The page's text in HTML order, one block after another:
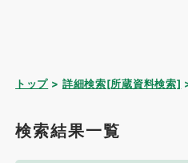
トップ 詳細検索[所蔵資料検索]
検索結果一覧